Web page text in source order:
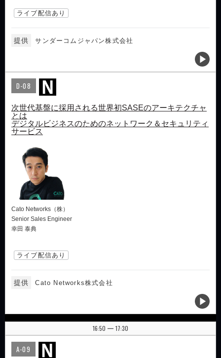
ライブ配信あり
提供 サンダーコムジャパン株式会社
D-08
次世代基盤に採用される世界初SASEのアーキテクチャ
とは
デジタルビジネスのためのネットワーク＆セキュリティ
サービス
Cato Networks（株）
Senior Sales Engineer
幸田 泰典
ライブ配信あり
提供 Cato Networks株式会社
16:50 | 17:30
A-09